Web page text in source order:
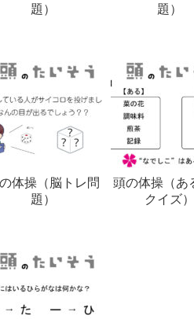
題）
題）
体操（脳トレ問
題）
頭の体操（あ
クイズ）